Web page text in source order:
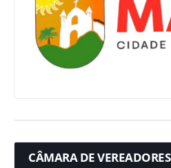
CÂMARA DE VEREADORES